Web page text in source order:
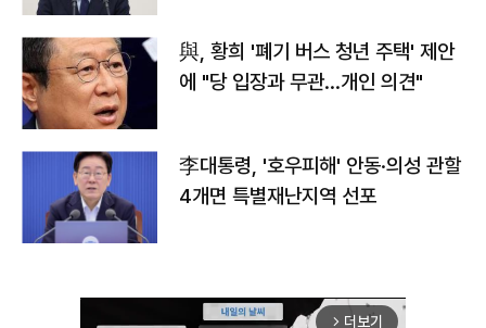
與, 황희 '폐기 버스 청년 주택' 제안
에 "당 입장과 무관…개인 의견"
李대통령, '호우피해' 안동·의성 관할
4개면 특별재난지역 선포
arrow_forward_ios 더보기